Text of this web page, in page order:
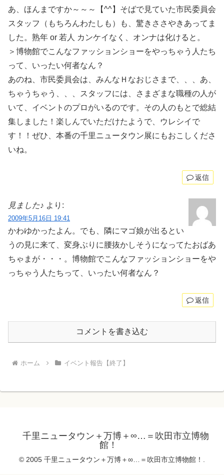
あ、ほんまですか～～～【^^】そばで見ていた市民委員会
スタッフ（もちろんわたしも）も、驚きささやきあってま
した。熟年 or 若人 カンケイなく、オンナは化けると。
＞博物館でこんなファッションショーをやっちゃう人たち
って、いったい何者なん？
あのね、市民委員会は、みんなＨなおじさまで、、、あ、
ちゃうちゃう、、、スタッフには、さまざまな職種の人が
いて、イベントのプロがいるのです。その人のもとで総結
集しました！楽しんでいただけたようで、ウレシイで
す！！ぜひ、本番の千里ニュータウン展にもおこしくださ
いね。
返信
見ました♪ より:
2009年5月16日 19:41
かわゆかったよん。でも、隣にマゴ娘が出るとい
うの見に来て、変身ぶりに腰抜かしそうになってたおばあ
ちゃまが・・・。博物館でこんなファッションショーをや
っちゃう人たちって、いったい何者なん？
返信
コメントを書き込む
ホーム イベント報告【終了】
千里ニュータウン＋万博＋∞…＝吹田市立博物
館！
© 2005 千里ニュータウン＋万博＋∞…＝吹田市立博物館！.